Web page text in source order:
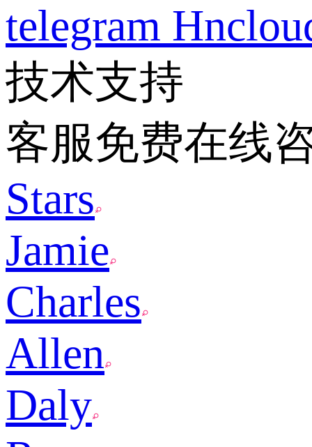
telegram
技术支持
客服免费在线
Stars
Jamie
Charles
Allen
Daly